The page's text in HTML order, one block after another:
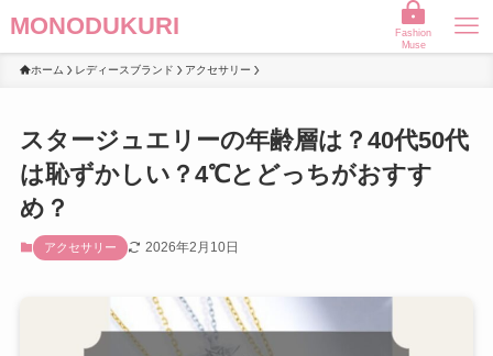
MONODUKURI Fashion
Muse
ホーム レディースブランド アクセサリー
スタージュエリーの年齢層は？40代50代
は恥ずかしい？4℃とどっちがおすす
め？
アクセサリー 2026年2月10日